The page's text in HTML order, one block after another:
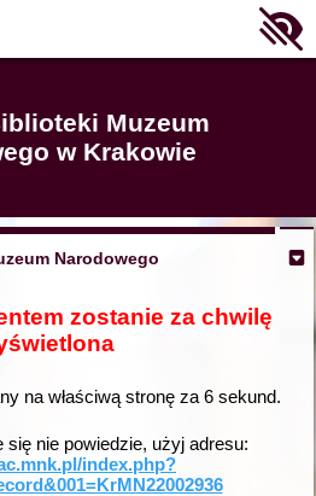
Muzeum
w Krakowie
Narodowego
zostanie za chwilę
na właściwą stronę za 6sekund.
się nie powiedzie, użyj adresu:
index.php?